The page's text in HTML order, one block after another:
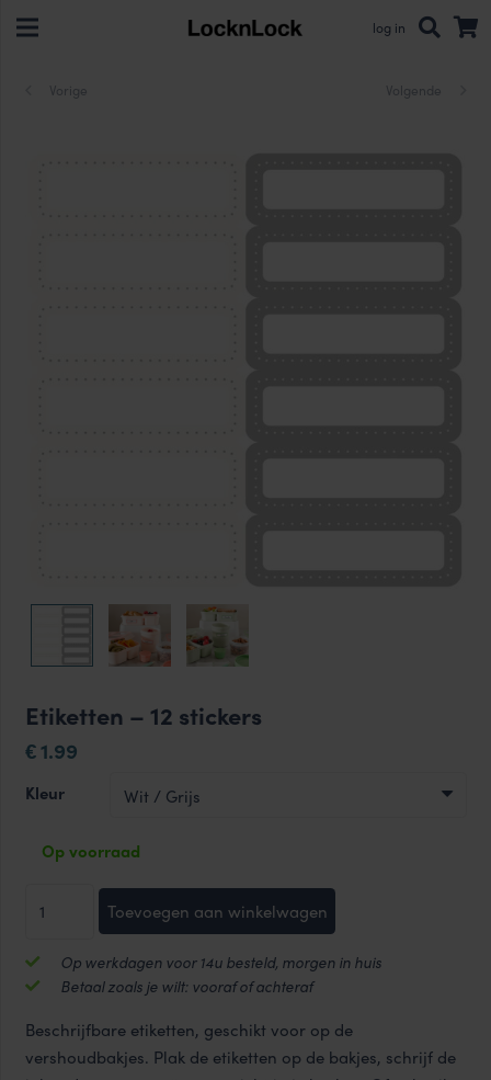
log in
Vorige Volgende
Etiketten – 12 stickers
€1.99
Kleur
Op voorraad
12
stickers
Toevoegen aan winkelwagen
Op werkdagen voor 14u besteld, morgen in huis
Betaal zoals je wilt: vooraf of achteraf
Beschrijfbare etiketten, geschikt voor op de
vershoudbakjes. Plak de etiketten op de bakjes, schrijf de